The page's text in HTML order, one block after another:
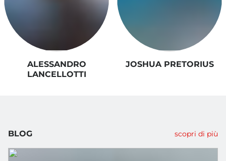
ALESSANDRO
LANCELLOTTI
JOSHUA PRETORIUS
BLOG scopri di più